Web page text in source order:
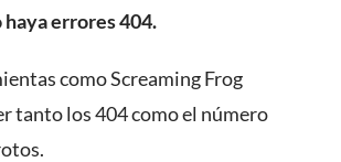
haya errores 404.
como Screaming Frog
tanto los 404 como el número